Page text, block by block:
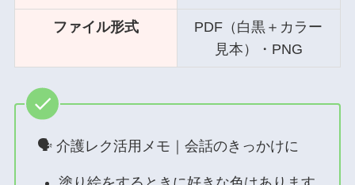
ファイル形式
PDF（白黒＋カラー
見本）・PNG
🗣 介護レク活用メモ｜会話のきっかけに